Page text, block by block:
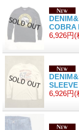
COBRA
6,926円(
6,926円(